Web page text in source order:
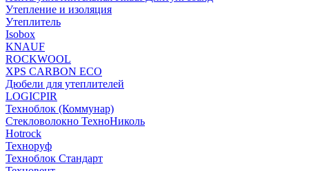
Утепление и изоляция
Утеплитель
Isobox
KNAUF
ROCKWOOL
XPS CARBON ECO
Дюбели для утеплителей
LOGICPIR
Техноблок (Коммунар)
Стекловолокно ТехноНиколь
Hotrock
Технoруф
Техноблок Стандарт